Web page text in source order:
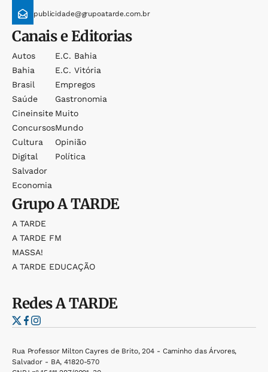
publicidade@grupoatarde.com.br
Canais e Editorias
Autos
Bahia
Brasil
Saúde
Cineinsite
Concursos
Cultura
Digital
Salvador
Economia
E.c. Bahia
E.c. Vitória
Empregos
Gastronomia
Muito
Mundo
Opinião
Política
GrupoA TARDE
A TARDE
A TARDE FM
MASSA!
A TARDE EDUCAÇÃO
RedesA TARDE
Rua Professor Milton Cayres de Brito, 204 - Caminho das Árvores,
Salvador - BA, 41820-570